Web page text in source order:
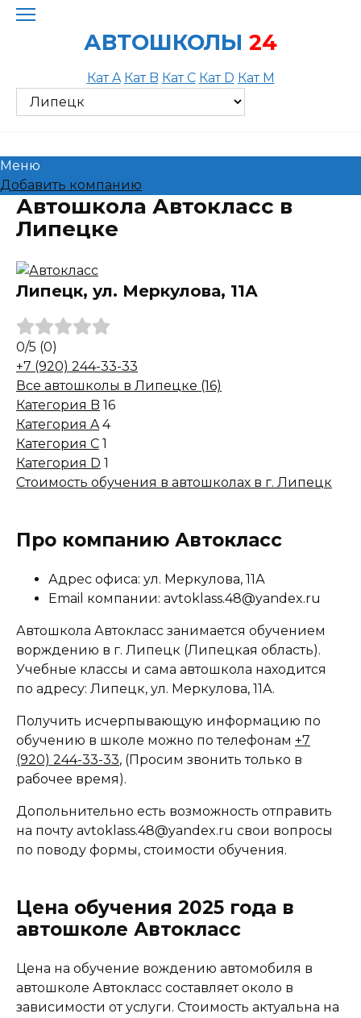
Skip
АВТОШКОЛЫ 24
Кат A Кат B Кат C Кат D Кат M
Меню
Добавить компанию
Автошкола Автокласс в
Липецке
Липецк, ул. Меркулова, 11А
0/5 (0)
+7 (920) 244-33-33
Все автошколы в Липецке (16)
Категория B 16
Категория A 4
Категория C 1
Категория D 1
Стоимость обучения в автошколах в г. Липецк
Про компанию Автокласс
Адрес офиса: ул. Меркулова, 11А
Email компании: avtoklass.48@yandex.ru
Автошкола Автокласс занимается обучением
ворждению в г. Липецк (Липецкая область).
Учебные классы и сама автошкола находится
по адресу: Липецк, ул. Меркулова, 11А.
Получить исчерпывающую информацию по
обучению в школе можно по телефонам +7
(920) 244-33-33, (Просим звонить только в
рабочее время).
Допольнительно есть возможность отправить
на почту avtoklass.48@yandex.ru свои вопросы
по поводу формы, стоимости обучения.
Цена обучения 2025 года в
автошколе Автокласс
Цена на обучение вождению автомобиля в
автошколе Автокласс составляет около в
зависимости от услуги. Стоимость актуальна на